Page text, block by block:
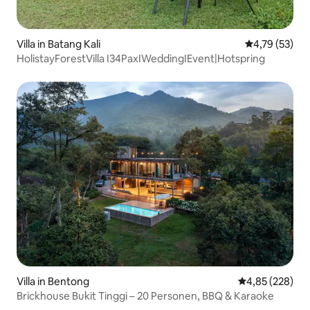
Villa in Batang Kali
4,79 (53)
HolistayForestVilla I34PaxIWeddingIEvent|Hotspring
Villa in Bentong
4,85 (228)
Brickhouse Bukit Tinggi – 20 Personen, BBQ & Karaoke